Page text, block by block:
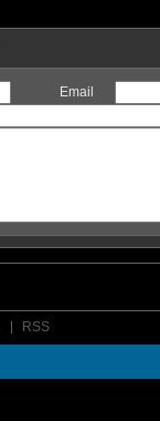
Email
RSS